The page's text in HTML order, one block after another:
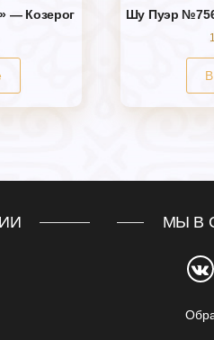
— Козерог Шу Пуэр
МЫ В